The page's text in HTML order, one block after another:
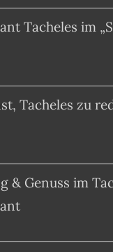
Tacheles im
Tacheles zu
& Genuss im